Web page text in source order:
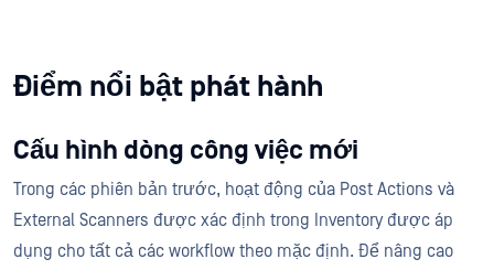
Điểm nổi bật phát hành
Cấu hình dòng công việc mới
Trong các phiên bản trước, hoạt động của Post Actions và
External Scanners được xác định trong Inventory được áp
dụng cho tất cả các workflow theo mặc định. Để nâng cao